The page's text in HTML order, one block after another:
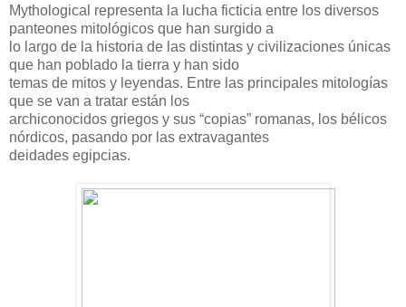
Mythological representa la lucha ficticia entre los diversos
panteones mitológicos que han surgido a
lo largo de la historia de las distintas y civilizaciones únicas
que han poblado la tierra y han sido
temas de mitos y leyendas. Entre las principales mitologías
que se van a tratar están los
archiconocidos griegos y sus “copias” romanas, los bélicos
nórdicos, pasando por las extravagantes
deidades egipcias.